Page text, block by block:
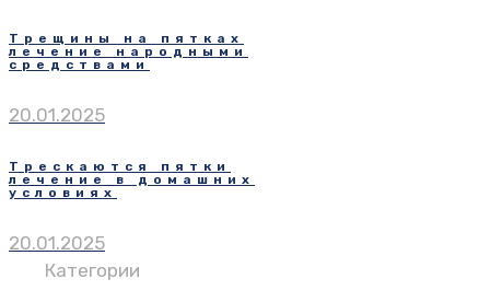
Трещины на пятках
лечение народными
средствами
20.01.2025
Трескаются пятки
лечение в домашних
условиях
20.01.2025
Категории